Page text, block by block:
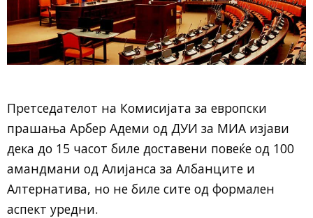
Претседателот на Комисијата за европски
прашања Арбер Адеми од ДУИ за МИА изјави
дека до 15 часот биле доставени повеќе од 100
амандмани од Алијанса за Албанците и
Алтернатива, но не биле сите од формален
аспект уредни.